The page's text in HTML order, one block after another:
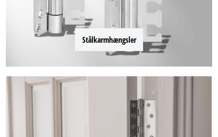
Stålkarmhængsler